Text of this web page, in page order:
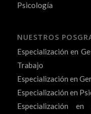
Psicología
NUESTROS
Especialización en
Trabajo
Especialización en
Especialización en
Especialización